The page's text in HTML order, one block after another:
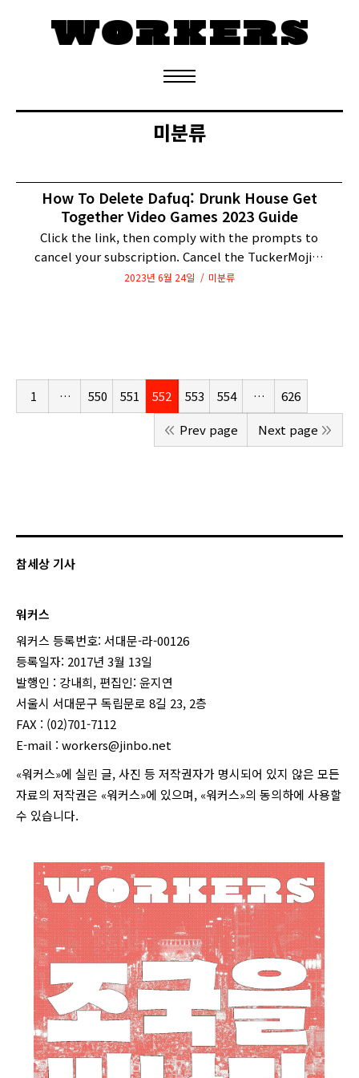
정기구독 신청
미분류
How To Delete Dafuq: Drunk House Get
Together Video Games 2023 Guide
Click the link, then comply with the prompts to
cancel your subscription. Cancel the TuckerMoji…
2023년 6월 24일 미분류
1 … 550 551 552 553 554 …
626
Prev page
Next page
참세상 기사
워커스
워커스 등록번호: 서대문-라-00126
등록일자: 2017년 3월 13일
발행인 : 강내희, 편집인: 윤지연
서울시 서대문구 독립문로 8길 23, 2층
FAX : (02)701-7112
E-mail : workers@jinbo.net
«워커스»에 실린 글, 사진 등 저작권자가 명시되어 있지 않은 모든
자료의 저작권은 «워커스»에 있으며, «워커스»의 동의하에 사용할
수 있습니다.